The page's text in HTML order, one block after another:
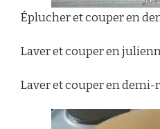
Éplucher et couper en
Laver et couper en
Laver et couper en